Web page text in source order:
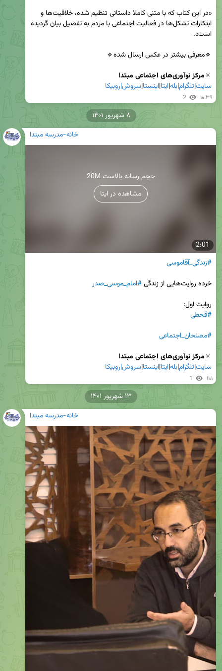
🔅مرکز نوآوری‌های اجتماعی مبتدا
سایت|تلگرام|بله|ایتا|اینستا|سروش|روبیکا
2 ۱۰:۳۹
خانه-مدرسه مبتدا
2:01
20M حجم رسانه بالاست
مشاهده در ایتا
#زندگی_آقاموسی
خرده روایت‌هایی از زندگی
#امام_موسی_صدر
روایت اول:
#قحطی
#مصلحان_اجتماعی
🔅مرکز نوآوری‌های اجتماعی مبتدا
سایت|تلگرام|بله|ایتا|اینستا|سروش|روبیکا
1 ۱۱:۱
۸ شهریور ۱۴۰۱
خانه-مدرسه مبتدا
۱۳ شهریور ۱۴۰۱